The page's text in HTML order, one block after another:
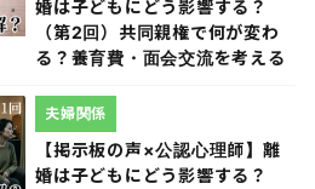
婚は子どもにどう影響する？
（第2回）共同親権で何が変わ
る？養育費・面会交流を考える
【掲示板の声×公認心理師】離
婚は子どもにどう影響する？
夫婦関係